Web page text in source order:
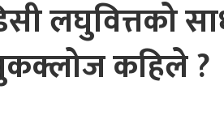
लघुवित्तको
कहिले ?